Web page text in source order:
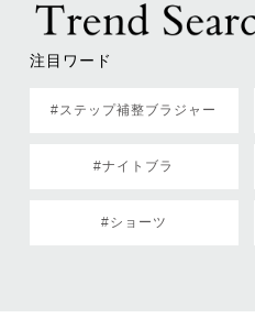
注目ワード
#ステップ補整ブラジャー
#ナイトブラ
#ショーツ